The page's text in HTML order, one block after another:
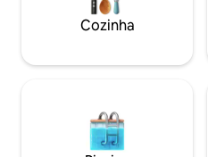
Cozinha